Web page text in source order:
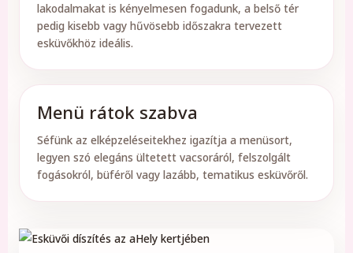
lakodalmakat is kényelmesen fogadunk, a belső tér
pedig kisebb vagy hűvösebb időszakra tervezett
esküvőkhöz ideális.
Menü rátok szabva
Séfünk az elképzeléseitekhez igazítja a menüsort,
legyen szó elegáns ültetett vacsoráról, felszolgált
fogásokról, büféről vagy lazább, tematikus esküvőről.